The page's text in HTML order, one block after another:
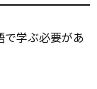
で学ぶ必要があ